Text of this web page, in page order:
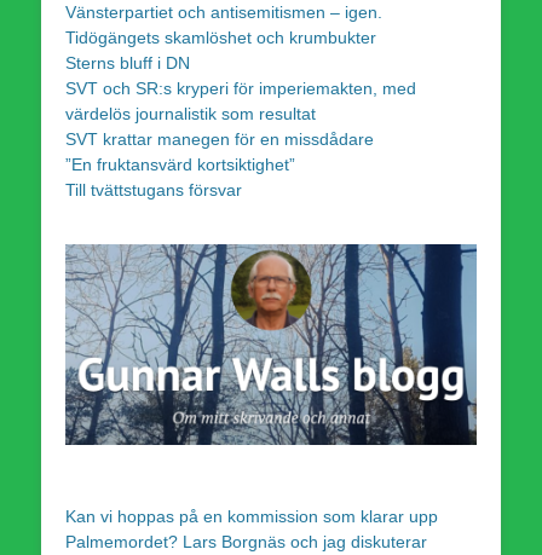
Vänsterpartiet och antisemitismen – igen.
Tidögängets skamlöshet och krumbukter
Sterns bluff i DN
SVT och SR:s kryperi för imperiemakten, med
värdelös journalistik som resultat
SVT krattar manegen för en missdådare
”En fruktansvärd kortsiktighet”
Till tvättstugans försvar
Kan vi hoppas på en kommission som klarar upp
Palmemordet? Lars Borgnäs och jag diskuterar